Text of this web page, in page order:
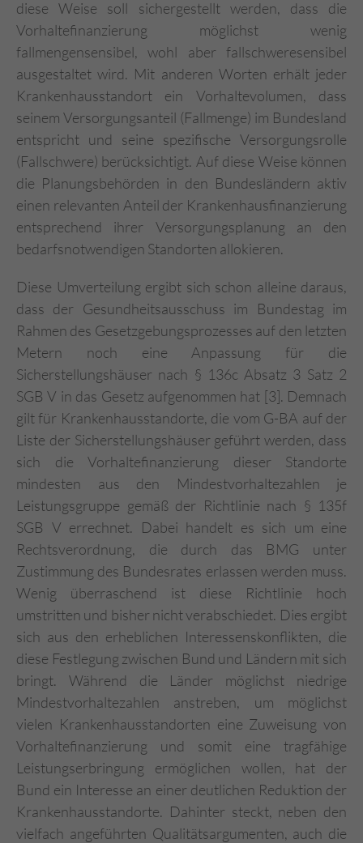
diese Weise soll sichergestellt werden, dass die
Vorhaltefinanzierung möglichst wenig
fallmengensensibel, wohl aber fallschweresensibel
ausgestaltet wird. Mit anderen Worten erhält jeder
Krankenhausstandort ein Vorhaltevolumen, dass
seinem Versorgungsanteil (Fallmenge) im Bundesland
entspricht und seine spezifische Versorgungsrolle
(Fallschwere) berücksichtigt. Auf diese Weise können
die Planungsbehörden in den Bundesländern aktiv
einen relevanten Anteil der Krankenhausfinanzierung
entsprechend ihrer Versorgungsplanung an den
bedarfsnotwendigen Standorten allokieren.
Diese Umverteilung ergibt sich schon alleine daraus,
dass der Gesundheitsausschuss im Bundestag im
Rahmen des Gesetzgebungsprozesses auf den letzten
Metern noch eine Anpassung für die
Sicherstellungshäuser nach § 136c Absatz 3 Satz 2
SGB V in das Gesetz aufgenommen hat [3]. Demnach
gilt für Krankenhausstandorte, die vom G-BA auf der
Liste der Sicherstellungshäuser geführt werden, dass
sich die Vorhaltefinanzierung dieser Standorte
mindesten aus den Mindestvorhaltezahlen je
Leistungsgruppe gemäß der Richtlinie nach § 135f
SGB V errechnet. Dabei handelt es sich um eine
Rechtsverordnung, die durch das BMG unter
Zustimmung des Bundesrates erlassen werden muss.
Wenig überraschend ist diese Richtlinie hoch
umstritten und bisher nicht verabschiedet. Dies ergibt
sich aus den erheblichen Interessenskonflikten, die
diese Festlegung zwischen Bund und Ländern mit sich
bringt. Während die Länder möglichst niedrige
Mindestvorhaltezahlen anstreben, um möglichst
vielen Krankenhausstandorten eine Zuweisung von
Vorhaltefinanzierung und somit eine tragfähige
Leistungserbringung ermöglichen wollen, hat der
Bund ein Interesse an einer deutlichen Reduktion der
Krankenhausstandorte. Dahinter steckt, neben den
vielfach angeführten Qualitätsargumenten, auch die